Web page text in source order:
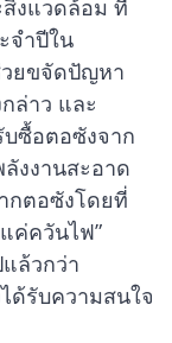
งแวดล้อม ที่
จำปีใน
วยขจัดปัญหา
ล่าว และ
ซื้อตอซังจาก
งงานสะอาด
กตอซังโดยที่
ค่ควันไฟ”
ล้วกว่า
ด้รับความสนใจ